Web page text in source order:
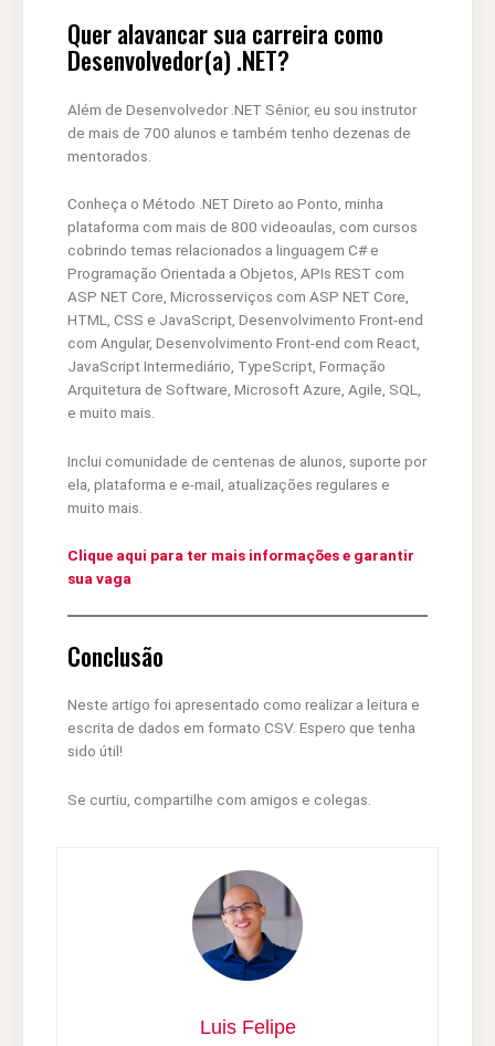
Quer alavancar sua carreira como
Desenvolvedor(a) .NET?
Além de Desenvolvedor .NET Sênior, eu sou instrutor
de mais de 700 alunos e também tenho dezenas de
mentorados.
Conheça o Método .NET Direto ao Ponto, minha
plataforma com mais de 800 videoaulas, com cursos
cobrindo temas relacionados a linguagem C# e
Programação Orientada a Objetos, APIs REST com
ASP NET Core, Microsserviços com ASP NET Core,
HTML, CSS e JavaScript, Desenvolvimento Front-end
com Angular, Desenvolvimento Front-end com React,
JavaScript Intermediário, TypeScript, Formação
Arquitetura de Software, Microsoft Azure, Agile, SQL,
e muito mais.
Inclui comunidade de centenas de alunos, suporte por
ela, plataforma e e-mail, atualizações regulares e
muito mais.
Clique aqui para ter mais informações e garantir
sua vaga
Conclusão
Neste artigo foi apresentado como realizar a leitura e
escrita de dados em formato CSV. Espero que tenha
sido útil!
Se curtiu, compartilhe com amigos e colegas.
Luis Felipe